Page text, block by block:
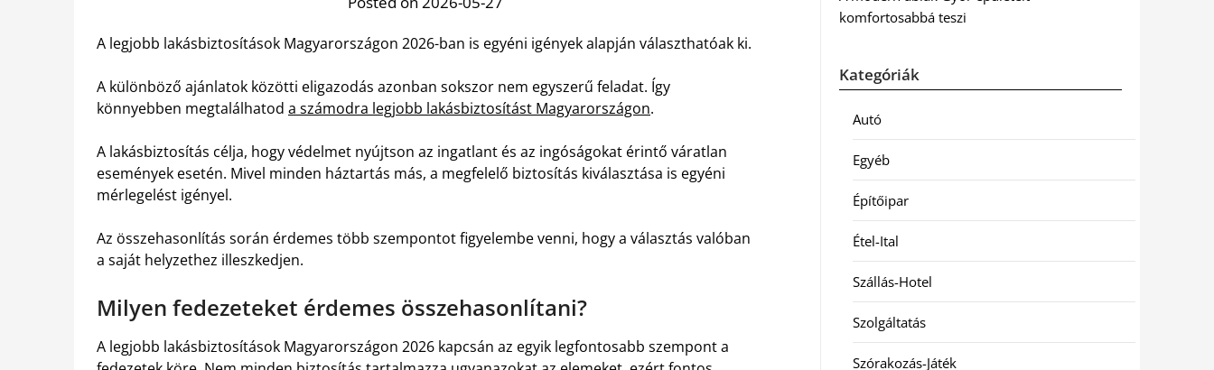
A legjobb lakásbiztosítások Magyarországon 2026-ban is egyéni igények alapján választhatóak ki.
A különböző ajánlatok közötti eligazodás azonban sokszor nem egyszerű feladat. Így
könnyebben megtalálhatod a számodra legjobb lakásbiztosítást Magyarországon.
A lakásbiztosítás célja, hogy védelmet nyújtson az ingatlant és az ingóságokat érintő váratlan
események esetén. Mivel minden háztartás más, a megfelelő biztosítás kiválasztása is egyéni
mérlegelést igényel.
Az összehasonlítás során érdemes több szempontot figyelembe venni, hogy a választás valóban
a saját helyzethez illeszkedjen.
Milyen fedezeteket érdemes összehasonlítani?
A legjobb lakásbiztosítások Magyarországon 2026 kapcsán az egyik legfontosabb szempont a
komfortosabbá teszi
Kategóriák
Autó
Egyéb
Építőipar
Étel-Ital
Szállás-Hotel
Szolgáltatás
Szórakozás-Játék